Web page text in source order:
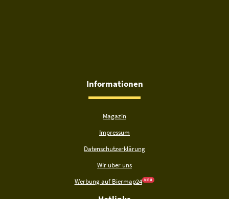
Informationen
Magazin
Impressum
Datenschutzerklärung
Wir über uns
Werbung auf Biermap24 N E U